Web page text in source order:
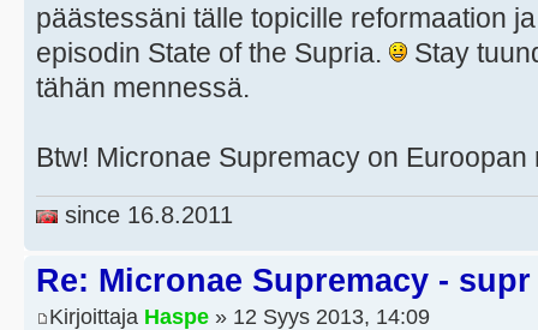
päästessäni tälle topicille reformaation
episodin State of the Supria.
Stay
tähän mennessä.
Btw! Micronae Supremacy on
since 16.8.2011
Re: Micronae Supremacy - supr
Kirjoittaja Haspe » 12 Syys 2013, 14:09